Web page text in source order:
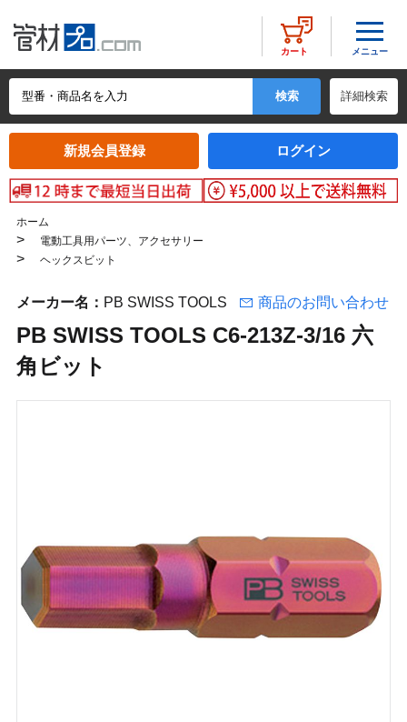
詳細検索
カート
新規会員登録 ログイン
メニュー
ホーム
> 電動工具用パーツ、アクセサリー
> ヘックスビット
メーカー名： PB SWISS TOOLS 商品のお問い合わせ
PB SWISS TOOLS C6-213Z-3/16 六
角ビット